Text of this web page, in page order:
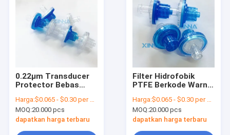
0.22μm Transducer
Protector Bebas
Bebas Dengan Luer
Lock ABS Housing
Harga:$0.065 - $0.30 per piece
MOQ:20.000 pcs
dapatkan harga terbaru
Filter Hidrofobik
PTFE Berkode Warna
Hemodialisis
Harga:$0.065 - $0.30 per piece
MOQ:20.000 pcs
dapatkan harga terbaru